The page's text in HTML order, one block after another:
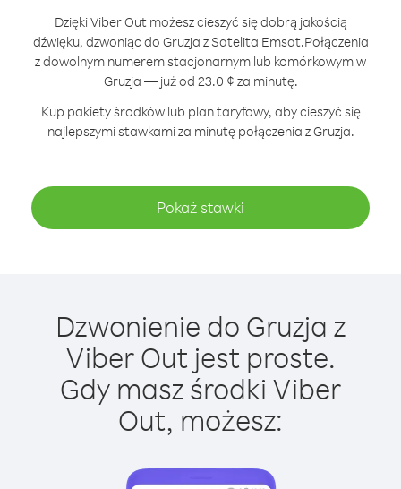
Dzięki Viber Out możesz cieszyć się dobrą jakością
dźwięku, dzwoniąc do Gruzja z Satelita Emsat.Połączenia
z dowolnym numerem stacjonarnym lub komórkowym w
Gruzja — już od 23.0 ¢ za minutę.
Kup pakiety środków lub plan taryfowy, aby cieszyć się
najlepszymi stawkami za minutę połączenia z Gruzja.
Pokaż stawki
Dzwonienie do Gruzja z
Viber Out jest proste.
Gdy masz środki Viber
Out, możesz: